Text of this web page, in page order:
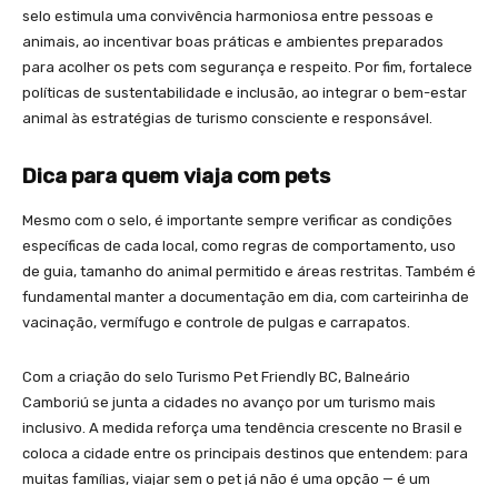
selo estimula uma convivência harmoniosa entre pessoas e
animais, ao incentivar boas práticas e ambientes preparados
para acolher os pets com segurança e respeito. Por fim, fortalece
políticas de sustentabilidade e inclusão, ao integrar o bem-estar
animal às estratégias de turismo consciente e responsável.
Dica para quem viaja com pets
Mesmo com o selo, é importante sempre verificar as condições
específicas de cada local, como regras de comportamento, uso
de guia, tamanho do animal permitido e áreas restritas. Também é
fundamental manter a documentação em dia, com carteirinha de
vacinação, vermífugo e controle de pulgas e carrapatos.
Com a criação do selo Turismo Pet Friendly BC, Balneário
Camboriú se junta a cidades no avanço por um turismo mais
inclusivo. A medida reforça uma tendência crescente no Brasil e
coloca a cidade entre os principais destinos que entendem: para
muitas famílias, viajar sem o pet já não é uma opção — é um